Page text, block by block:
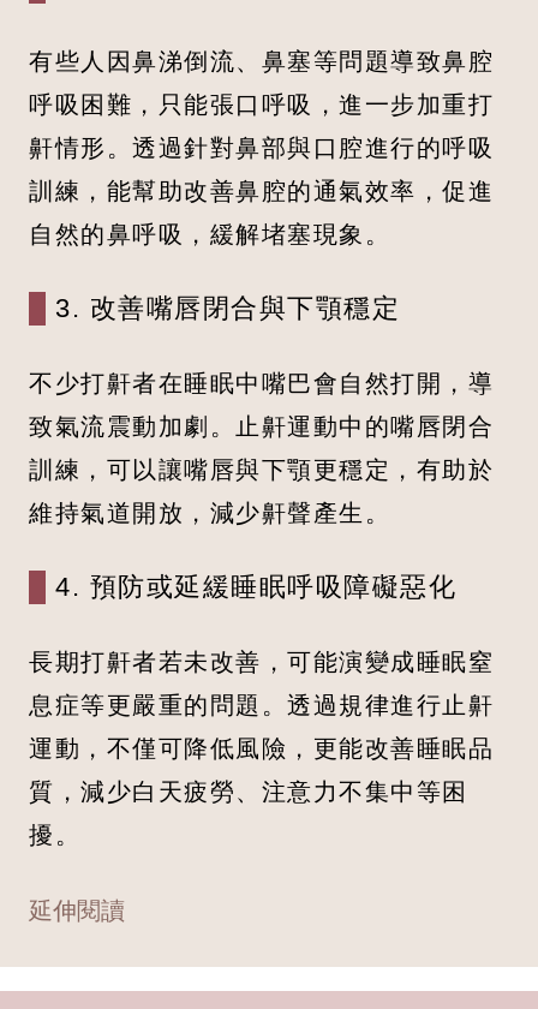
有些人因鼻涕倒流、鼻塞等問題導致鼻腔
呼吸困難，只能張口呼吸，進一步加重打
鼾情形。透過針對鼻部與口腔進行的呼吸
訓練，能幫助改善鼻腔的通氣效率，促進
自然的鼻呼吸，緩解堵塞現象。
3. 改善嘴唇閉合與下顎穩定
不少打鼾者在睡眠中嘴巴會自然打開，導
致氣流震動加劇。止鼾運動中的嘴唇閉合
訓練，可以讓嘴唇與下顎更穩定，有助於
維持氣道開放，減少鼾聲產生。
4. 預防或延緩睡眠呼吸障礙惡化
長期打鼾者若未改善，可能演變成睡眠窒
息症等更嚴重的問題。透過規律進行止鼾
運動，不僅可降低風險，更能改善睡眠品
質，減少白天疲勞、注意力不集中等困
擾。
延伸閱讀